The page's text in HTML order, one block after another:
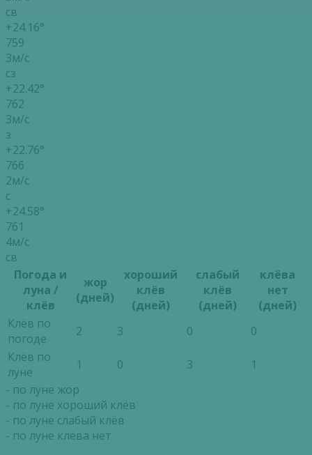
св
+24.16°
759
3м/с
сз
+22.42°
762
3м/с
з
+22.76°
766
2м/с
с
+24.58°
761
4м/с
св
Погода и
луна /
клёв
жор
(дней)
хороший
клёв
(дней)
слабый
клёв
(дней)
клёва
нет
(дней)
Клёв по
погоде
2 3 0
0
Клёв по
луне
1 0 3
1
- по луне жор
- по луне хороший клёв
- по луне слабый клёв
- по луне клёва нет